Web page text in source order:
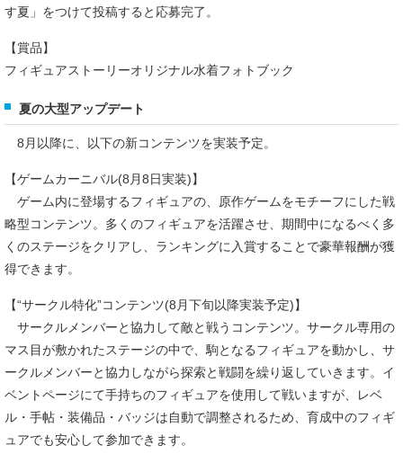
す夏」をつけて投稿すると応募完了。
【賞品】
フィギュアストーリーオリジナル水着フォトブック
夏の大型アップデート
8月以降に、以下の新コンテンツを実装予定。
【ゲームカーニバル(8月8日実装)】
ゲーム内に登場するフィギュアの、原作ゲームをモチーフにした戦
略型コンテンツ。多くのフィギュアを活躍させ、期間中になるべく多
くのステージをクリアし、ランキングに入賞することで豪華報酬が獲
得できます。
【“サークル特化”コンテンツ(8月下旬以降実装予定)】
サークルメンバーと協力して敵と戦うコンテンツ。サークル専用の
マス目が敷かれたステージの中で、駒となるフィギュアを動かし、サ
ークルメンバーと協力しながら探索と戦闘を繰り返していきます。イ
ベントページにて手持ちのフィギュアを使用して戦いますが、レベ
ル・手帖・装備品・バッジは自動で調整されるため、育成中のフィギ
ュアでも安心して参加できます。